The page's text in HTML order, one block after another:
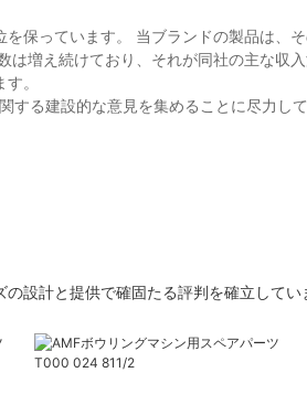
保っています。 当ブランドの製品は、
増え続けており、それが同社の主な収
。
る建設的な意見を集めることに尽力し
設計と提供で確固たる評判を確立してい